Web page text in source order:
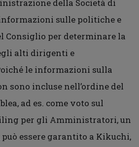
della Società di
sulle politiche e
Consiglio per determinare la
alti dirigenti e
le informazioni sulla
sono incluse nell’ordine del
ad es. come voto sul
per gli Amministratori, un
essere garantito a Kikuchi,